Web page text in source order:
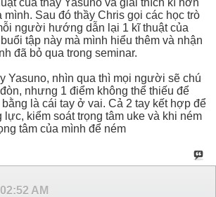
mình. Sau đó thầy Chris gọi các học trò
người hướng dẫn lại 1 kĩ thuật của
tập này mà mình hiểu thêm và nhận
đã bỏ qua trong seminar.
Yasuno, nhìn qua thì mọi người sẽ chú
nhưng 1 điểm không thể thiếu để
bằng là cái tay ở vai. Cả 2 tay kết hợp để
kiểm soát trọng tâm uke và khi ném
tâm của mình để ném
02:52 AM